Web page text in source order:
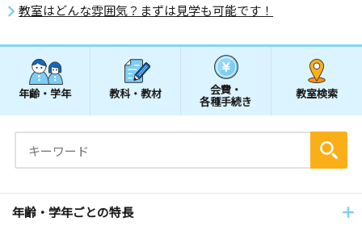
教室はどんな雰囲気？まずは見学も可能です！
年齢・学年 教科・教材 会費・
各種手続き
教室検索
年齢・学年ごとの特長